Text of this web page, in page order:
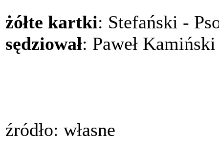
żółte kartki: Stefański -
sędziował: Paweł
źródło: własne